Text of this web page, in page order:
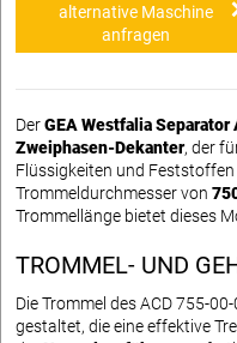
alternative Maschine
anfragen
DerGEA Westfalia Separator
Zweiphasen-Dekanter, der
Flüssigkeiten und
Trommeldurchmesser von
Trommellänge bietet dieses
TROMMEL- UND
Die Trommel des ACD 755-
gestaltet, die eine effektive